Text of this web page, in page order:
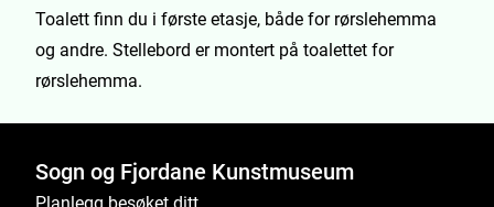
Toalett finn du i første etasje, både for rørslehemma
og andre. Stellebord er montert på toalettet for
rørslehemma.
Sogn og Fjordane Kunstmuseum